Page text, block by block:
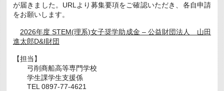
が届きました。URLより募集要項をご確認いただき、各自申請
をお願いします。
2026年度 STEM(理系)女子奨学助成金 – 公益財団法人 山田
進太郎D&I財団
【担当】
弓削商船高等専門学校
学生課学生支援係
TEL 0897-77-4621